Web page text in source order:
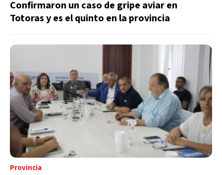
Confirmaron un caso de gripe aviar en
Totoras y es el quinto en la provincia
Provincia